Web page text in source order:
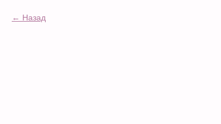
Назад